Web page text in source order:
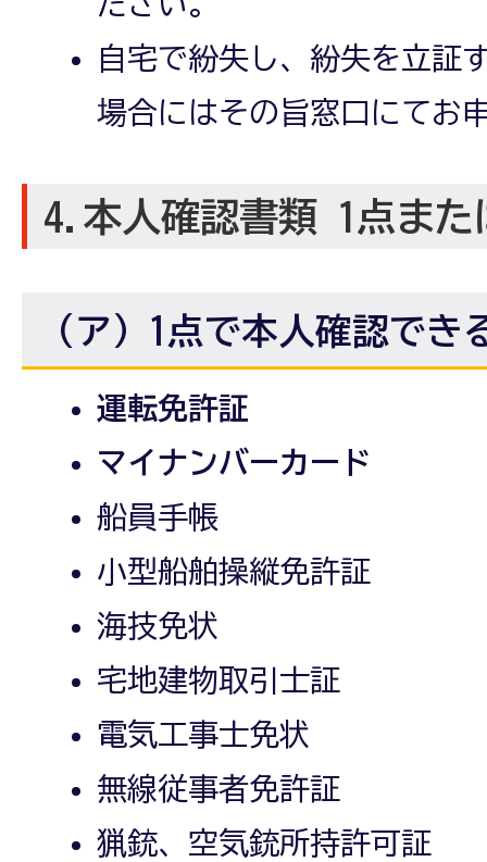
自宅で紛失し、紛失を立証
場合にはその旨窓口にてお
4.本人確認書類 1点また
（ア）1点で本人確認でき
運転免許証
マイナンバーカード
船員手帳
小型船舶操縦免許証
海技免状
宅地建物取引士証
電気工事士免状
無線従事者免許証
猟銃、空気銃所持許可証